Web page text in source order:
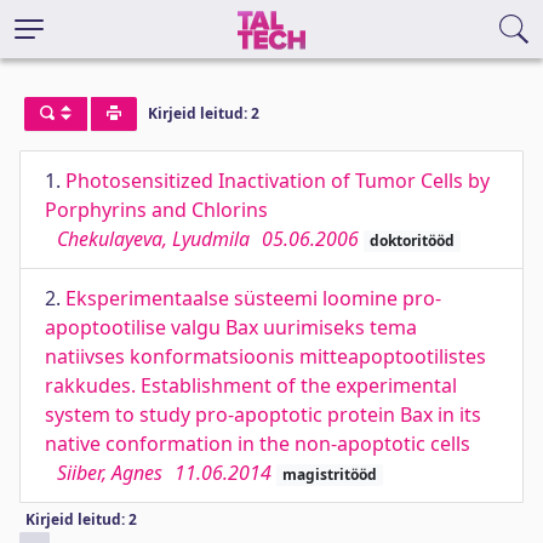
Kirjeid leitud: 2
1. Photosensitized Inactivation of Tumor Cells by
Porphyrins and Chlorins
Chekulayeva, Lyudmila 05.06.2006 doktoritööd
2. Eksperimentaalse süsteemi loomine pro-
apoptootilise valgu Bax uurimiseks tema
natiivses konformatsioonis mitteapoptootilistes
rakkudes. Establishment of the experimental
system to study pro-apoptotic protein Bax in its
native conformation in the non-apoptotic cells
Siiber, Agnes 11.06.2014 magistritööd
Kirjeid leitud: 2